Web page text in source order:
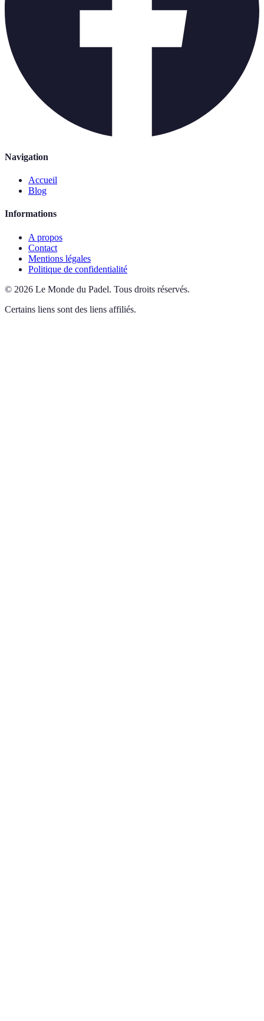
Navigation
Accueil
Blog
Informations
A propos
Contact
Mentions légales
Politique de confidentialité
© 2026 Le Monde du Padel. Tous droits réservés.
Certains liens sont des liens affiliés.